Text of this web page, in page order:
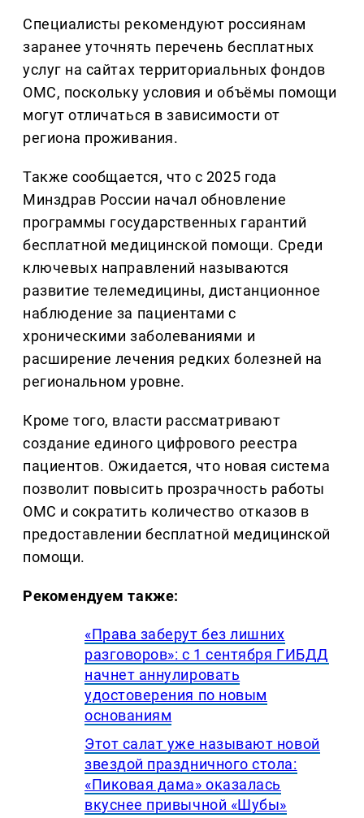
Специалисты рекомендуют россиянам
заранее уточнять перечень бесплатных
услуг на сайтах территориальных фондов
ОМС, поскольку условия и объёмы помощи
могут отличаться в зависимости от
региона проживания.
Также сообщается, что с 2025 года
Минздрав России начал обновление
программы государственных гарантий
бесплатной медицинской помощи. Среди
ключевых направлений называются
развитие телемедицины, дистанционное
наблюдение за пациентами с
хроническими заболеваниями и
расширение лечения редких болезней на
региональном уровне.
Кроме того, власти рассматривают
создание единого цифрового реестра
пациентов. Ожидается, что новая система
позволит повысить прозрачность работы
ОМС и сократить количество отказов в
предоставлении бесплатной медицинской
помощи.
Рекомендуем также:
«Права заберут без лишних
разговоров»: с 1 сентября ГИБДД
начнет аннулировать
удостоверения по новым
основаниям
Этот салат уже называют новой
звездой праздничного стола:
«Пиковая дама» оказалась
вкуснее привычной «Шубы»